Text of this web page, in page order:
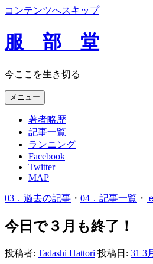
コンテンツへスキップ
服 部 堂
今ここを生き切る
メニュー
著者略歴
記事一覧
ランニング
Facebook
Twitter
MAP
03．過去の記事 ・ 04．記事一覧 ・
今日で３月も終了！
投稿者: Tadashi Hattori 投稿日: 31 3